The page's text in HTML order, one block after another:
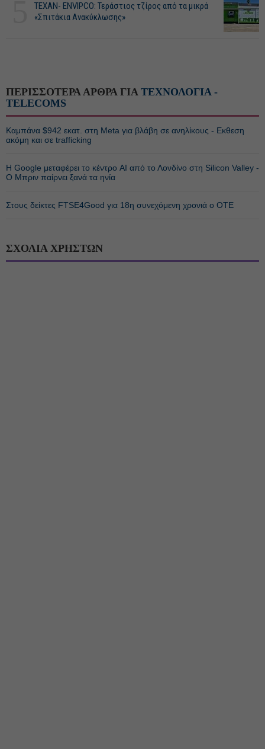
ΤΕΧΑΝ- ENVIPCO: Τεράστιος τζίρος από τα μικρά
«Σπιτάκια Ανακύκλωσης»
ΠΕΡΙΣΣΟΤΕΡΑ ΑΡΘΡΑ ΓΙΑ ΤΕΧΝΟΛΟΓΙΑ -
TELECOMS
Καμπάνα $942 εκατ. στη Meta για βλάβη σε ανηλίκους - Εκθεση
ακόμη και σε trafficking
Η Google μεταφέρει το κέντρο AI από το Λονδίνο στη Silicon Valley -
Ο Μπριν παίρνει ξανά τα ηνία
Στους δείκτες FTSE4Good για 18η συνεχόμενη χρονιά ο ΟΤΕ
ΣΧΟΛΙΑ ΧΡΗΣΤΩΝ